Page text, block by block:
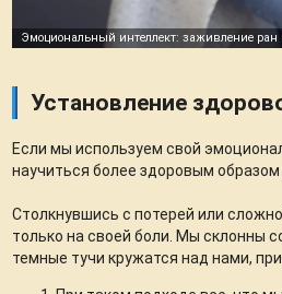
Установление
Если мы используем свой
научиться более здоровым
Столкнувшись с потерей или
только на своей боли. Мы склонны
темные тучи кружатся над нами,